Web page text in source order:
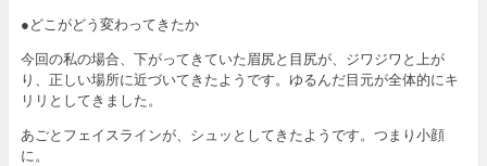
●どこがどう変わってきたか
今回の私の場合、下がってきていた眉尻と目尻が、ジワジワと上が
り、正しい場所に近づいてきたようです。ゆるんだ目元が全体的にキ
リリとしてきました。
あごとフェイスラインが、シュッとしてきたようです。つまり小顔
に。